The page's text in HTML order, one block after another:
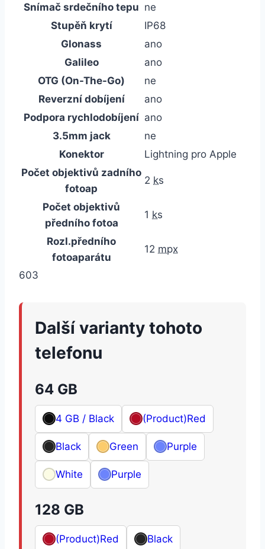
Snímač srdečního tepu ne
Stupěň krytí
IP68
Glonass
ano
Galileo
ano
OTG (On-The-Go)
ne
Reverzní dobíjení
ano
Podpora rychlodobíjení ano
3.5mm jack
ne
Konektor
Lightning pro Apple
Počet objektivů zadního
fotoap
2 ks
Počet objektivů
předního fotoa
1 ks
Rozl.předního
fotoaparátu
12 mpx
603
Další varianty tohoto
telefonu
64 GB
4 GB / Black (Product)Red
Black Green Purple
White Purple
128 GB
(Product)Red Black